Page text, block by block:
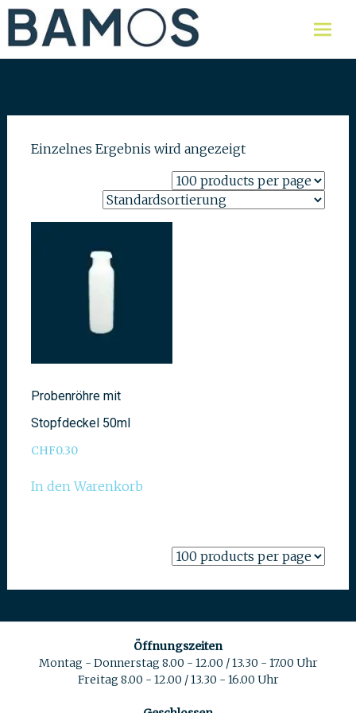
Skip
content
Einzelnes Ergebnis wird angezeigt
Probenröhre mit
Stopfdeckel 50ml
CHF0.30
In den Warenkorb
Öffnungszeiten
Montag - Donnerstag 8.00 - 12.00 / 13.30 - 17.00 Uhr
Freitag 8.00 - 12.00 / 13.30 - 16.00 Uhr